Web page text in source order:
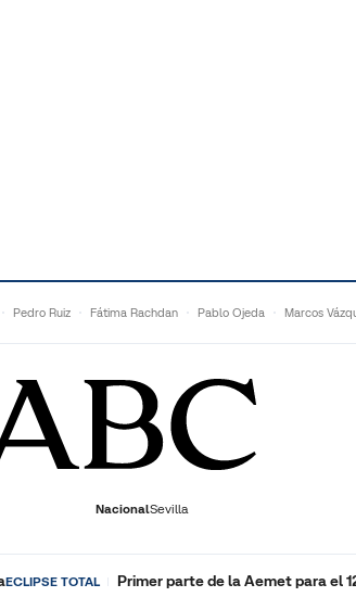
Pedro Ruiz Fátima Rachdan Pablo Ojeda Marcos
NacionalSevilla
SOCIEDADCULTURAGENTEPLAYHISTORIAÚLTIMA
ECLIPSE TOTAL Primer parte de la Aemet para el